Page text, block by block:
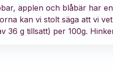
äpplen och blåbär har
kan vi stolt säga att vi
36 g tillsatt) per 100g.